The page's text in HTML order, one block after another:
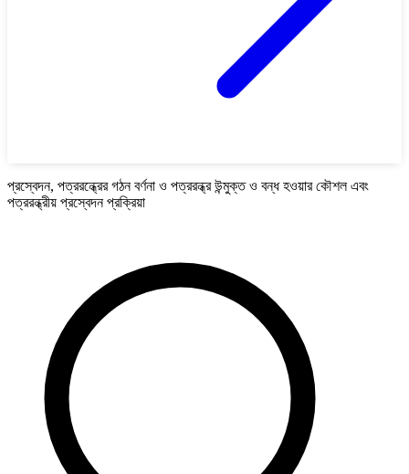
প্রস্বেদন, পত্ররন্ধ্রের গঠন বর্ণনা ও পত্ররন্ধ্র উন্মুক্ত ও বন্ধ হওয়ার কৌশল এবং
পত্ররন্ধ্রীয় প্রস্বেদন প্রক্রিয়া